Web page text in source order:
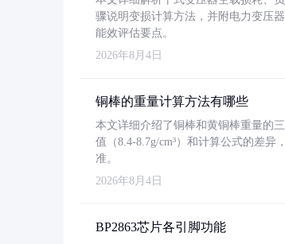
骤说明变损计算方法，并附电力变压
能效评估要点。
2026年8月4日
铜棒的重量计算方法有哪些
本文详细介绍了铜棒和黄铜棒重量的
值（8.4-8.7g/cm³）和计算公式的差
准。
2026年8月4日
BP2863芯片各引脚功能